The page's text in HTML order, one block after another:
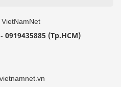
- 0919435885 (Tp.HCM)